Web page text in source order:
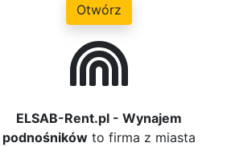
Otwórz
ELSAB-Rent.pl - Wynajem
podnośników to firma z miasta